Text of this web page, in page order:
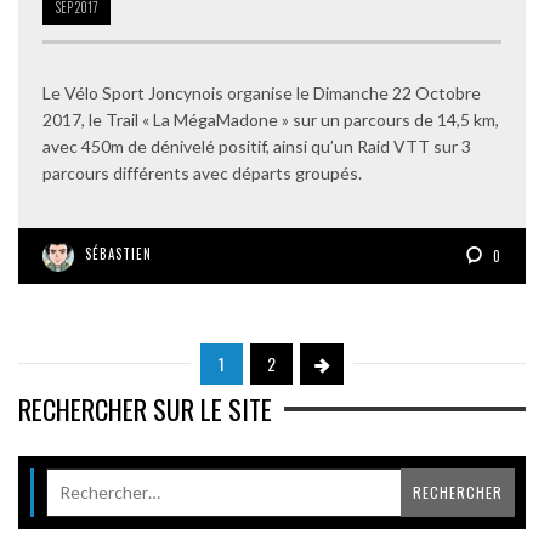
SEP2017
Le Vélo Sport Joncynois organise le Dimanche 22 Octobre
2017, le Trail « La MégaMadone » sur un parcours de 14,5 km,
avec 450m de dénivelé positif, ainsi qu’un Raid VTT sur 3
parcours différents avec départs groupés.
SÉBASTIEN 0
1 2
RECHERCHER SUR LE SITE